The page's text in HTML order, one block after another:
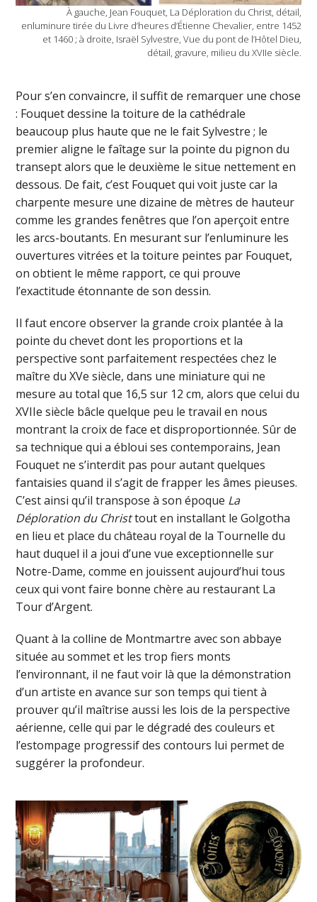
À gauche, Jean Fouquet, La Déploration du Christ, détail,
enluminure tirée du Livre d’heures d’Étienne Chevalier, entre 1452
et 1460 ; à droite, Israël Sylvestre, Vue du pont de l’Hôtel Dieu,
détail, gravure, milieu du XVIIe siècle.
Pour s’en convaincre, il suffit de remarquer une chose
: Fouquet dessine la toiture de la cathédrale
beaucoup plus haute que ne le fait Sylvestre ; le
premier aligne le faîtage sur la pointe du pignon du
transept alors que le deuxième le situe nettement en
dessous. De fait, c’est Fouquet qui voit juste car la
charpente mesure une dizaine de mètres de hauteur
comme les grandes fenêtres que l’on aperçoit entre
les arcs-boutants. En mesurant sur l’enluminure les
ouvertures vitrées et la toiture peintes par Fouquet,
on obtient le même rapport, ce qui prouve
l’exactitude étonnante de son dessin.
Il faut encore observer la grande croix plantée à la
pointe du chevet dont les proportions et la
perspective sont parfaitement respectées chez le
maître du XVe siècle, dans une miniature qui ne
mesure au total que 16,5 sur 12 cm, alors que celui du
XVIIe siècle bâcle quelque peu le travail en nous
montrant la croix de face et disproportionnée. Sûr de
sa technique qui a ébloui ses contemporains, Jean
Fouquet ne s’interdit pas pour autant quelques
fantaisies quand il s’agit de frapper les âmes pieuses.
C’est ainsi qu’il transpose à son époque La
Déploration du Christtout en installant le Golgotha
en lieu et place du château royal de la Tournelle du
haut duquel il a joui d’une vue exceptionnelle sur
Notre-Dame, comme en jouissent aujourd’hui tous
ceux qui vont faire bonne chère au restaurant La
Tour d’Argent.
Quant à la colline de Montmartre avec son abbaye
située au sommet et les trop fiers monts
l’environnant, il ne faut voir là que la démonstration
d’un artiste en avance sur son temps qui tient à
prouver qu’il maîtrise aussi les lois de la perspective
aérienne, celle qui par le dégradé des couleurs et
l’estompage progressif des contours lui permet de
suggérer la profondeur.